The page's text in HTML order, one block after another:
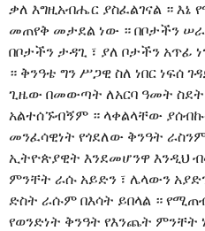
ቃለ እግዚአብሔር ያስፈልገናል ።
መጠየቅ መታደል ነው ። በቦታችን
በቦታችን ታዳጊ ፣ ያለ ቦታችን አጥፊ
። ቅንዓቴ ግን ሥጋዊ ስለ ነበር ነፍሰ
ጊዜው በመውጣት ለአርባ ዓመት ስደት
አልተሰኙብኝም ። ላቀልላቸው
መንፈሳዊነት የጎደለው ቅንዓት
ኢትዮጵያዊት እንደመሆንዋ እንዲህ
ምንቸት ራሱ አይድን ፣ ሌላውን
ድስት ራሱም በእሳት ይበላል ።
የወንድነት ቅንዓት የእንጨት ምንቸት